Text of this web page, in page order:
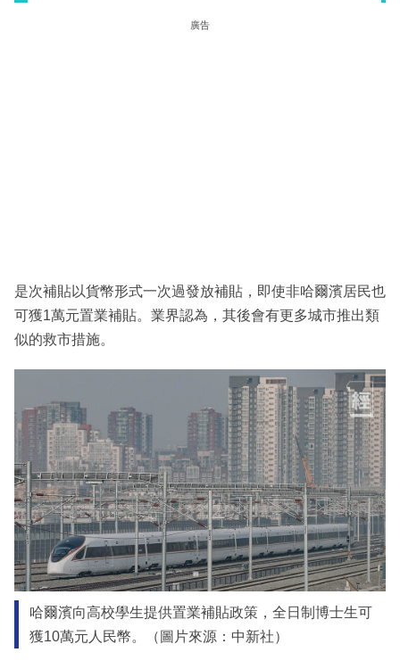
廣告
是次補貼以貨幣形式一次過發放補貼，即使非哈爾濱居民也
可獲1萬元置業補貼。業界認為，其後會有更多城市推出類
似的救市措施。
哈爾濱向高校學生提供置業補貼政策，全日制博士生可
獲10萬元人民幣。（圖片來源：中新社）